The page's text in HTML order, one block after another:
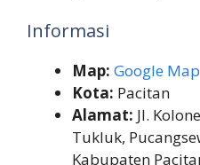
Informasi
Map: Google Map
Kota: Pacitan
Alamat: Jl.
Tukluk,
Kabupaten